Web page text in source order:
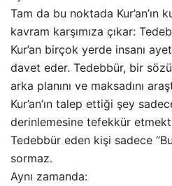
Tam da bu noktada Kur’an’ın
kavram karşımıza çıkar:
Kur’an birçok yerde insanı
davet eder. Tedebbür, bir
arka planını ve maksadını
Kur’an’ın talep ettiği şey
derinlemesine tefekkür
Tedebbür eden kişi sadece
sormaz.
Aynı zamanda: